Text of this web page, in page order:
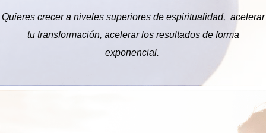
Quieres crecer a niveles superiores de espiritualidad, acelerar
tu transformación, acelerar los resultados de forma
exponencial.
Marketing
Al compartir sus
comportamiento
mientras visite